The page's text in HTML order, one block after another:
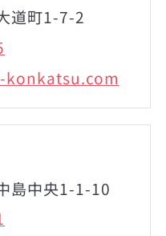
道町1-7-2
島中央1-1-10